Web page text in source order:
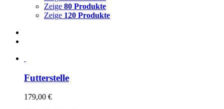
Zeige 80 Produkte
Zeige 120 Produkte
Futterstelle
179,00 €